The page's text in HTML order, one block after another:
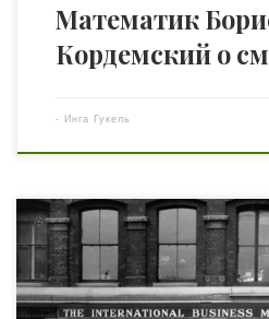
Математик
Кордемский о
- Инга Гукель
16 июня 1911 года в Нью-
Computing-Tabulating-Recording
переименованная в IBM. В